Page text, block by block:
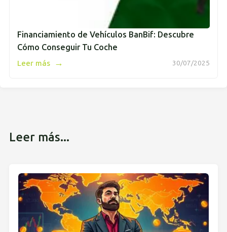
Financiamiento de Vehículos BanBif: Descubre
Cómo Conseguir Tu Coche
30/07/2025
Leer más →
Leer más...